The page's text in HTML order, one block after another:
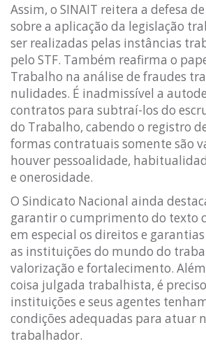
Assim, o SINAIT reitera a defesa
sobre a aplicação da legislação
ser realizadas pelas instâncias
pelo STF. Também reafirma o
Trabalho na análise de fraudes
nulidades. É inadmissível a
contratos para subtraí-los do
do Trabalho, cabendo o registro
formas contratuais somente são
houver pessoalidade,
e onerosidade.
O Sindicato Nacional ainda
garantir o cumprimento do texto
em especial os direitos e
as instituições do mundo do
valorização e fortalecimento.
coisa julgada trabalhista, é
instituições e seus agentes
condições adequadas para atuar
trabalhador.